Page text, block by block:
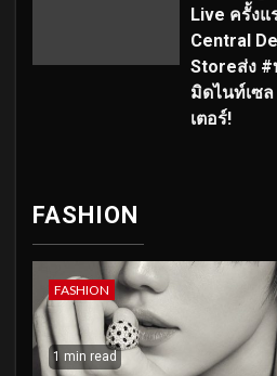
Live ครั้งแ
Central
Storeส่ง #
มิดไนท์เซ
เตอร์!
FASHION
FASHION
1 min read